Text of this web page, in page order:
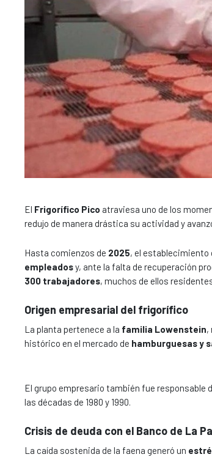
El Frigorífico Pico atraviesa uno de los
redujo de manera drástica su actividad y
Hasta comienzos de 2025, el establecimiento
empleadosy, ante la falta de recuperación
300 trabajadores, muchos de ellos
Origen empresarial del frigorífico
La planta pertenece a la familia Lowenstein,
histórico en el mercado de hamburguesas y
El grupo empresario también fue responsable
las décadas de 1980 y 1990.
Crisis de deuda con el Banco de La
La caída sostenida de la faena generó un